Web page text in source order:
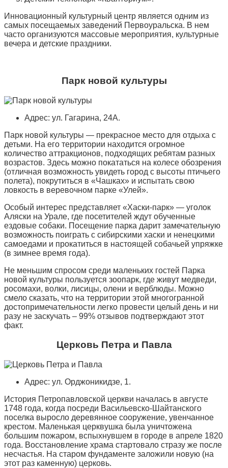
Инновационный культурный центр является одним из
самых посещаемых заведений Первоуральска. В нем
часто организуются массовые мероприятия, культурные
вечера и детские праздники.
Парк новой культуры
Адрес: ул. Гагарина, 24А.
Парк новой культуры — прекрасное место для отдыха с
детьми. На его территории находится огромное
количество аттракционов, подходящих ребятам разных
возрастов. Здесь можно покататься на колесе обозрения
(отличная возможность увидеть город с высоты птичьего
полета), покрутиться в «Чашках» и испытать свою
ловкость в веревочном парке «Улей».
Особый интерес представляет «Хаски-парк» — уголок
Аляски на Урале, где посетителей ждут обученные
ездовые собаки. Посещение парка дарит замечательную
возможность поиграть с сибирскими хаски и ненецкими
самоедами и прокатиться в настоящей собачьей упряжке
(в зимнее время года).
Не меньшим спросом среди маленьких гостей Парка
новой культуры пользуется зоопарк, где живут медведи,
росомахи, волки, лисицы, олени и верблюды. Можно
смело сказать, что на территории этой многогранной
достопримечательности легко провести целый день и ни
разу не заскучать – 99% отзывов подтверждают этот
факт.
Церковь Петра и Павла
Адрес: ул. Орджоникидзе, 1.
История Петропавловской церкви началась в августе
1748 года, когда посреди Васильевско-Шайтанского
поселка выросло деревянное сооружение, увенчанное
крестом. Маленькая церквушка была уничтожена
большим пожаром, вспыхнувшем в городе в апреле 1820
года. Восстановление храма стартовало стразу же после
несчастья. На старом фундаменте заложили новую (на
этот раз каменную) церковь.